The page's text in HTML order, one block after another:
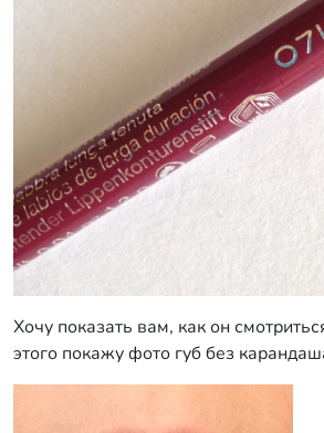
Хочу показать вам, как он
этого покажу фото губ без